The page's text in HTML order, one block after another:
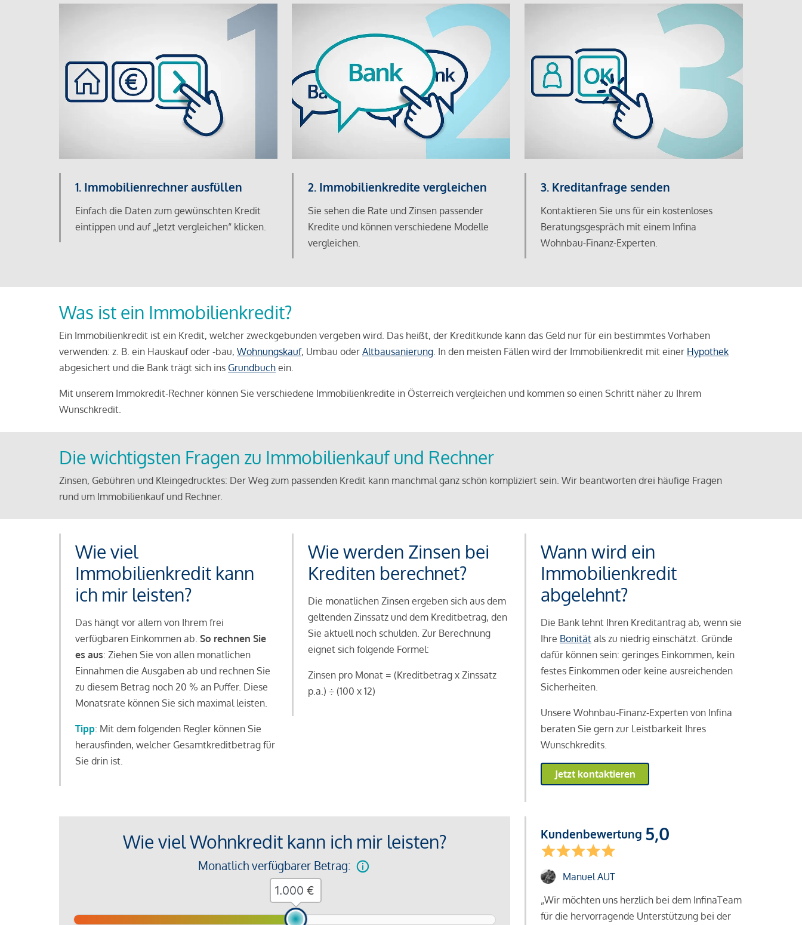
1. Immobilienrechner ausfüllen
Einfach die Daten zum gewünschten Kredit
eintippen und auf „Jetzt vergleichen“ klicken.
2. Immobilienkredite vergleichen
Sie sehen die Rate und Zinsen passender
Kredite und können verschiedene Modelle
vergleichen.
3. Kreditanfrage senden
Kontaktieren Sie uns für ein kostenloses
Beratungsgespräch mit einem Infina
Wohnbau-Finanz-Experten.
Was ist ein Immobilienkredit?
Ein Immobilienkredit ist ein Kredit, welcher zweckgebunden vergeben wird. Das heißt, der Kreditkunde kann das Geld nur für ein bestimmtes Vorhaben
verwenden: z. B. ein Hauskauf oder -bau, Wohnungskauf, Umbau oder Altbausanierung. In den meisten Fällen wird der Immobilienkredit mit einer Hypothek
abgesichert und die Bank trägt sich ins Grundbuch ein.
Mit unserem Immokredit-Rechner können Sie verschiedene Immobilienkredite in Österreich vergleichen und kommen so einen Schritt näher zu Ihrem
Wunschkredit.
Die wichtigsten Fragen zu Immobilienkauf und Rechner
Zinsen, Gebühren und Kleingedrucktes: Der Weg zum passenden Kredit kann manchmal ganz schön kompliziert sein. Wir beantworten drei häufige Fragen
rund um Immobilienkauf und Rechner.
Wie viel
Immobilienkredit kann
ich mir leisten?
Das hängt vor allem von Ihrem frei
verfügbaren Einkommen ab. So rechnen Sie
es aus: Ziehen Sie von allen monatlichen
Einnahmen die Ausgaben ab und rechnen Sie
zu diesem Betrag noch 20 % an Puffer. Diese
Monatsrate können Sie sich maximal leisten.
Tipp: Mit dem folgenden Regler können Sie
herausfinden, welcher Gesamtkreditbetrag für
Sie drin ist.
Wie werden Zinsen bei
Krediten berechnet?
Die monatlichen Zinsen ergeben sich aus dem
geltenden Zinssatz und dem Kreditbetrag, den
Sie aktuell noch schulden. Zur Berechnung
eignet sich folgende Formel:
Zinsen pro Monat = (Kreditbetrag x Zinssatz
p.a.) ÷ (100 x 12)
Wann wird ein
Immobilienkredit
abgelehnt?
Die Bank lehnt Ihren Kreditantrag ab, wenn sie
Ihre Bonitätals zu niedrig einschätzt. Gründe
dafür können sein: geringes Einkommen, kein
festes Einkommen oder keine ausreichenden
Sicherheiten.
Unsere Wohnbau-Finanz-Experten von Infina
beraten Sie gern zur Leistbarkeit Ihres
Wunschkredits.
Jetzt kontaktieren
Wie viel Wohnkredit kann ich mir leisten?
Monatlich verfügbarer Betrag:
€
Kundenbewertung 5,0
Manuel AUT
„Wir möchten uns herzlich bei dem InfinaTeam
für die hervorragende Unterstützung bei der